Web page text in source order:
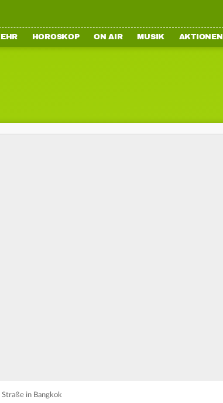
HOROSKOP ON AIR MUSIK AKTIONEN
in Bangkok